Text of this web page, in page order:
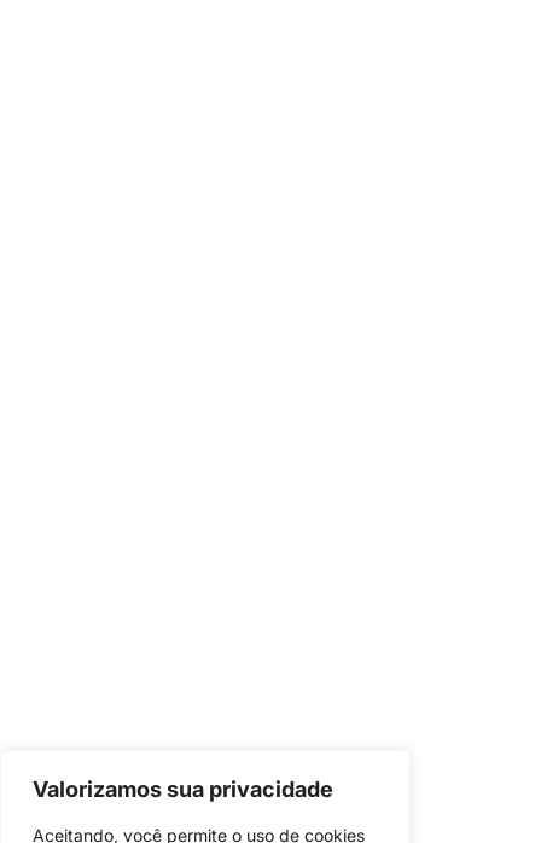
Valorizamos sua privacidade
Aceitando, você permite o uso de cookies